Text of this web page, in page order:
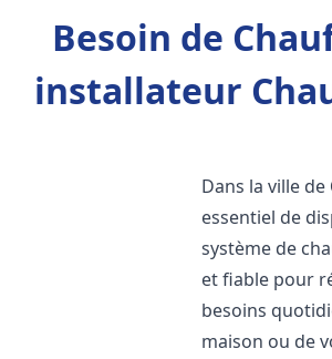
Besoin de
installateur
Dans la ville de
essentiel de
système de
et fiable pour
besoins
maison ou de